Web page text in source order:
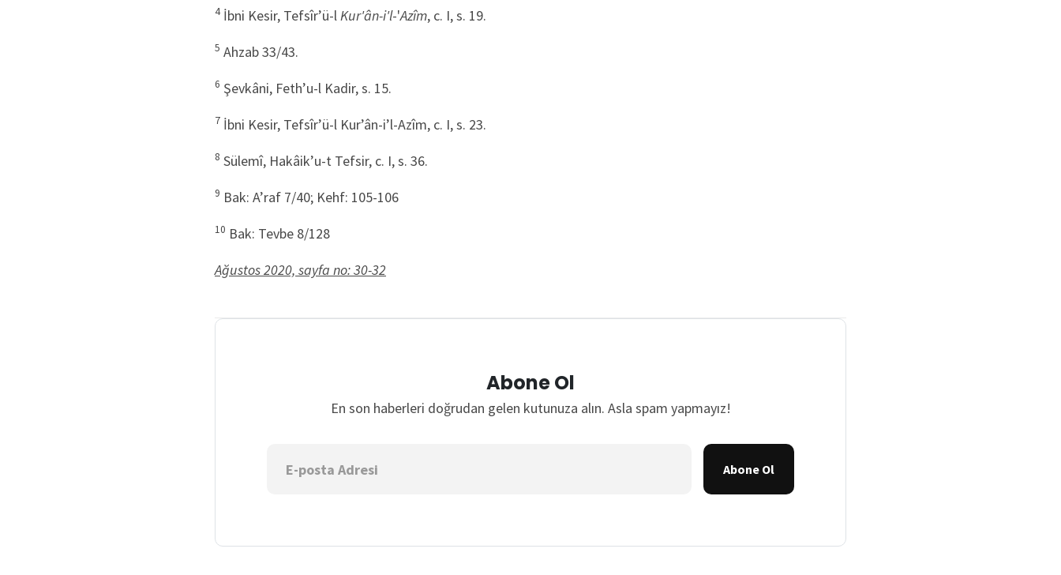
4İbni Kesir, Tefsîr’ü-lKur'ân-i'l-'Azîm, c. I, s. 19.
5 Ahzab 33/43.
6 Şevkâni, Feth’u-l Kadir, s. 15.
7 İbni Kesir, Tefsîr’ü-l Kur’ân-i’l-Azîm, c. I, s. 23.
8 Sülemî, Hakâik’u-t Tefsir, c. I, s. 36.
9 Bak: A’raf 7/40; Kehf: 105-106
10 Bak: Tevbe 8/128
Ağustos 2020, sayfa no: 30-32
Abone Ol
En son haberleri doğrudan gelen kutunuza alın. Asla spam yapmayız!
Abone Ol